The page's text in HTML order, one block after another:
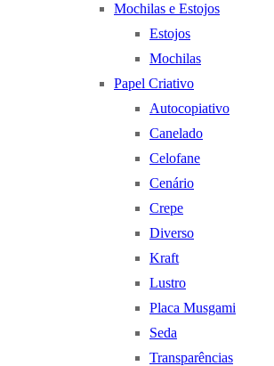
Mochilas e Estojos
Estojos
Mochilas
Papel Criativo
Autocopiativo
Canelado
Celofane
Cenário
Crepe
Diverso
Kraft
Lustro
Placa Musgami
Seda
Transparências